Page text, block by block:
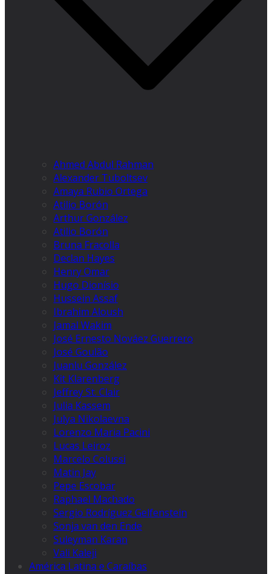
Ahmed Abdul Rahman
Alexander Tuboltsev
Amaya Rubio Ortega
Atilio Borón
Arthur González
Atilio Borón
Bruna Fracolla
Declan Hayes
Henry Omar
Hugo Dionísio
Hussein Assaf
Ibrahim Aloush
Jamal Wakim
José Ernesto Nováez Guerrero
José Goulão
Juanlu González
Kit Klarenberg
Jeffrey St. Clair
Julia Kassem
Julya Nikolaevna
Lorenzo Maria Pacini
Lucas Leiroz
Marcelo Colussi
Matin Jay
Pepe Escobar
Raphael Machado
Sergio Rodríguez Gelfenstein
Sonja van den Ende
Suleyman Karan
Vali Kaleji
América Latina e Caraíbas